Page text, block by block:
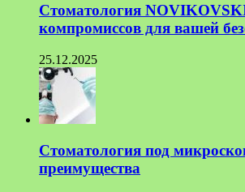
Стоматология
компромиссов для вашей
25.12.2025
Стоматология под
преимущества